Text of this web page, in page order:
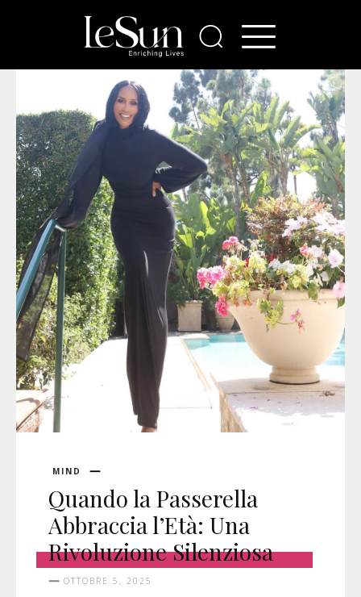
MIND
Quando la Passerella
Abbraccia l’Età: Una
Rivoluzione Silenziosa
OTTOBRE 5, 2025